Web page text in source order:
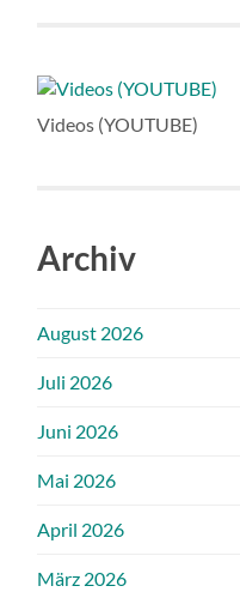
Videos (YOUTUBE)
Archiv
August 2026
Juli 2026
Juni 2026
Mai 2026
April 2026
März 2026